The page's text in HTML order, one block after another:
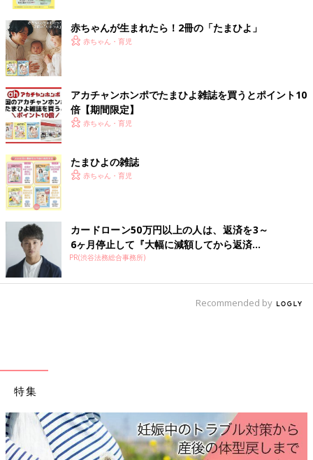
出典：Instagramアカウント「30_hokuou」
せるのは大変！そこで便利なのが背中にはさむだけの汗取りパッ
ドです。サッと抜いて新しいものをまたはさむだけなので取り換
えも簡単で、おでかけの際にも便利です。天使の羽や動物の顔な
どかわいいデザインのものもたくさんあって選ぶのも楽しそうで
すね♪
ベビーカーに装着して熱中症予防にも！
赤ちゃんが生まれたら！2冊の「たまひよ」
赤ちゃん・育児
アカチャンホンポでたまひよ雑誌を買うとポイント10
倍【期間限定】
赤ちゃん・育児
たまひよの雑誌
赤ちゃん・育児
カードローン50万円以上の人は、返済を3～
6ヶ月停止して『大幅に減額してから返済...
PR(渋谷法務総合事務所)
Recommended by
特集